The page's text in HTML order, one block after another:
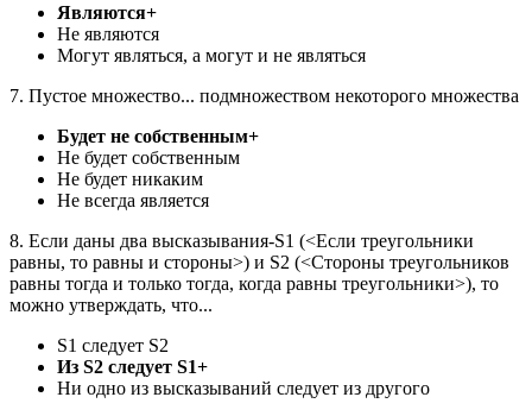
Являются+
Не являются
Могут являться, а могут и не являться
7. Пустое множество... подмножеством некоторого множества
Будет не собственным+
Не будет собственным
Не будет никаким
Не всегда является
8. Если даны два высказывания-S1 (<Если треугольники
равны, то равны и стороны>) и S2 (<Стороны треугольников
равны тогда и только тогда, когда равны треугольники>), то
можно утверждать, что...
S1 следует S2
Из S2 следует S1+
Ни одно из высказываний следует из другого